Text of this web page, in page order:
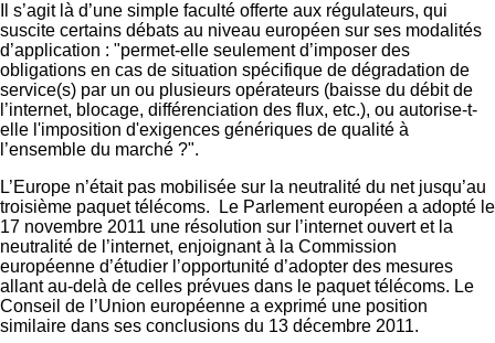
Il s’agit là d’une simple faculté offerte aux régulateurs, qui
suscite certains débats au niveau européen sur ses modalités
d’application : "permet-elle seulement d’imposer des
obligations en cas de situation spécifique de dégradation de
service(s) par un ou plusieurs opérateurs (baisse du débit de
l’internet, blocage, différenciation des flux, etc.), ou autorise-t-
elle l'imposition d'exigences génériques de qualité à
l’ensemble du marché ?".
L’Europe n’était pas mobilisée sur la neutralité du net jusqu’au
troisième paquet télécoms.
Le Parlement européen a adopté le
17 novembre 2011 une résolution sur l’internet ouvert et la
neutralité de l’internet, enjoignant à la Commission
européenne d’étudier l’opportunité d’adopter des mesures
allant au-delà de celles prévues dans le paquet télécoms. Le
Conseil de l’Union européenne a exprimé une position
similaire dans ses conclusions du 13 décembre 2011.